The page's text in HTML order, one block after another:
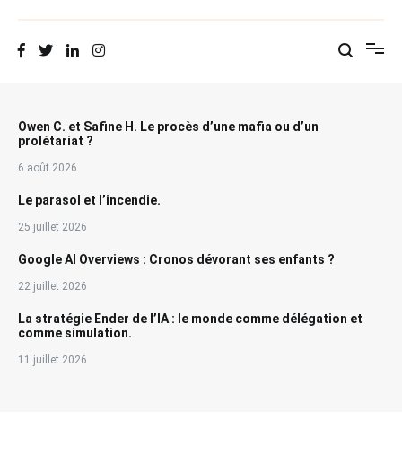
Owen C. et Safine H. Le procès d’une mafia ou d’un
prolétariat ?
6 août 2026
Le parasol et l’incendie.
25 juillet 2026
Google AI Overviews : Cronos dévorant ses enfants ?
22 juillet 2026
La stratégie Ender de l’IA : le monde comme délégation et
comme simulation.
11 juillet 2026